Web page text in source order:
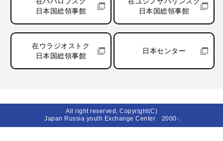
日本国総領事館
日本国総領事館
在ウラジオストク
日本国総領事館
日本センター
All right reserved, Copyright(C)
Japan Russia youth Exchange Center 2000-.